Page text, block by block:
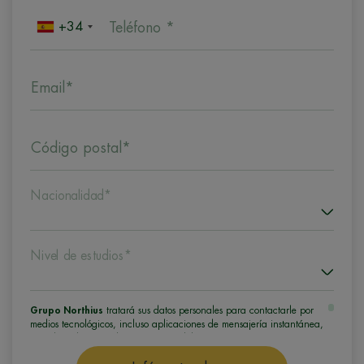
+34 Teléfono *
Email*
Código postal*
Nacionalidad*
Nivel de estudios*
Grupo Northius tratará sus datos personales para contactarle por
medios tecnológicos, incluso aplicaciones de mensajería instantánea,
seleccionado o de otros directamente relacionados con el interés